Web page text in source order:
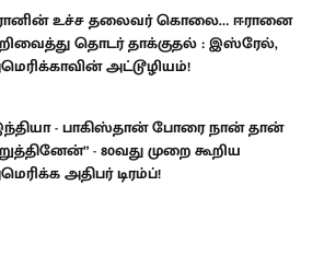
உச்ச தலைவர் கொலை… ஈரானை
தொடர் தாக்குதல் : இஸ்ரேல்,
அட்டூழியம்!
- பாகிஸ்தான் போரை நான் தான்
- 80வது முறை கூறிய
அதிபர் டிரம்ப்!